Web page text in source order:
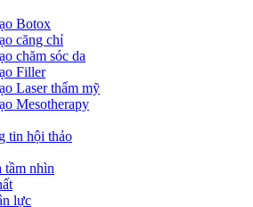
Botox
căng chỉ
chăm sóc da
Filler
Laser thẩm mỹ
Mesotherapy
tin hội thảo
tầm nhìn
lực